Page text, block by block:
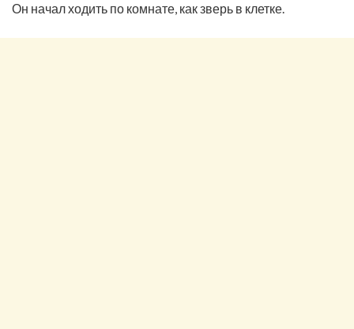
Он начал ходить по комнате, как зверь в клетке.